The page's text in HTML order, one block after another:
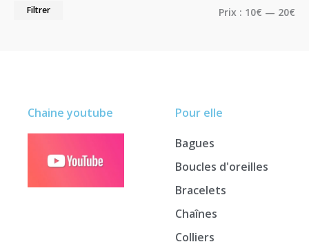
Filtrer Prix : 10€ — 20€
Pour elle
Bagues
Boucles d'oreilles
Bracelets
Chaînes
Colliers
Chaine youtube